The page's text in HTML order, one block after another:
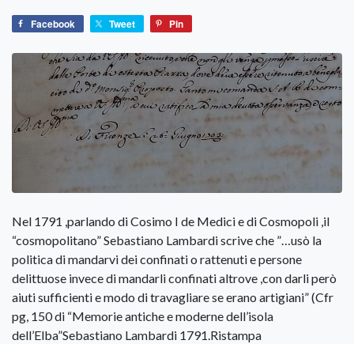
Facebook Tweet Pin
Nel 1791 ,parlando di Cosimo I de Medici e di Cosmopoli ,il
“cosmopolitano” Sebastiano Lambardi scrive che ”…usò la
politica di mandarvi dei confinati o rattenuti e persone
delittuose invece di mandarli confinati altrove ,con darli però
aiuti sufficienti e modo di travagliare se erano artigiani” (Cfr
pg, 150 di “Memorie antiche e moderne dell’isola
dell’Elba”Sebastiano Lambardi 1791.Ristampa